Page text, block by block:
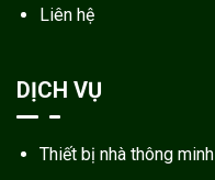
Liên hệ
DỊCH VỤ
Thiết bị nhà thông minh